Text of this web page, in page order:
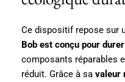
Ce dispositif repose sur
Bob est conçu pour
composants réparables
réduit. Grâce à sa valeur